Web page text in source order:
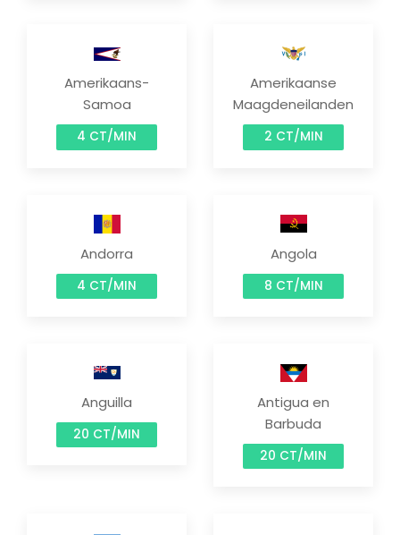
Amerikaans-
Samoa
4 CT/MIN
Amerikaanse
Maagdeneilanden
2 CT/MIN
Andorra
4 CT/MIN
Angola
8 CT/MIN
Anguilla
20 CT/MIN
Antigua en
Barbuda
20 CT/MIN